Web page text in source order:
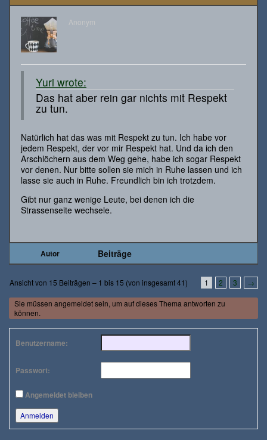
Anonym
Yuri wrote:
Das hat aber rein gar nichts mit Respekt
zu tun.
Natürlich hat das was mit Respekt zu tun. Ich habe vor
jedem Respekt, der vor mir Respekt hat. Und da ich den
Arschlöchern aus dem Weg gehe, habe ich sogar Respekt
vor denen. Nur bitte sollen sie mich in Ruhe lassen und ich
lasse sie auch in Ruhe. Freundlich bin ich trotzdem.
Gibt nur ganz wenige Leute, bei denen ich die
Strassenseite wechsele.
Autor Beiträge
Ansicht von 15 Beiträgen – 1 bis 15 (von insgesamt 41) 1 2 3 →
Sie müssen angemeldet sein, um auf dieses Thema antworten zu
können.
Benutzername:
Passwort:
Angemeldet bleiben
Anmelden